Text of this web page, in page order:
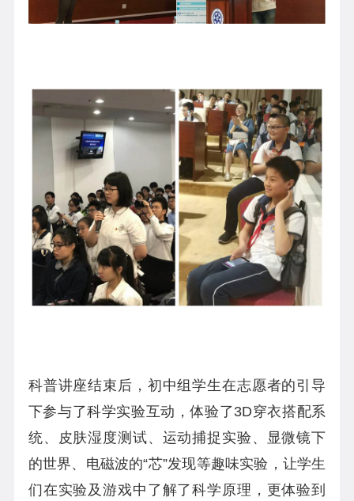
科普讲座结束后，初中组学生在志愿者的引导
下参与了科学实验互动，体验了3D穿衣搭配系
统、皮肤湿度测试、运动捕捉实验、显微镜下
的世界、电磁波的“芯”发现等趣味实验，让学生
们在实验及游戏中了解了科学原理，更体验到